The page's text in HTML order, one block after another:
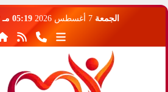
الجمعة 7 أغسطس 2026 05:19 مـ